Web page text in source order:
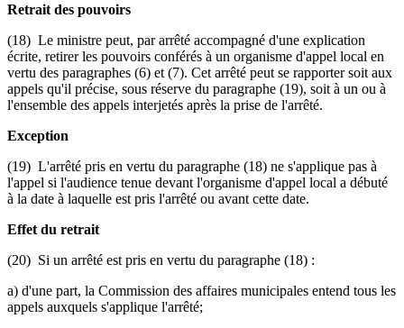
Retrait des pouvoirs
(18) Le ministre peut, par arrêté accompagné d'une explication
écrite, retirer les pouvoirs conférés à un organisme d'appel local en
vertu des paragraphes (6) et (7). Cet arrêté peut se rapporter soit aux
appels qu'il précise, sous réserve du paragraphe (19), soit à un ou à
l'ensemble des appels interjetés après la prise de l'arrêté.
Exception
(19) L'arrêté pris en vertu du paragraphe (18) ne s'applique pas à
l'appel si l'audience tenue devant l'organisme d'appel local a débuté
à la date à laquelle est pris l'arrêté ou avant cette date.
Effet du retrait
(20) Si un arrêté est pris en vertu du paragraphe (18) :
a) d'une part, la Commission des affaires municipales entend tous les
appels auxquels s'applique l'arrêté;